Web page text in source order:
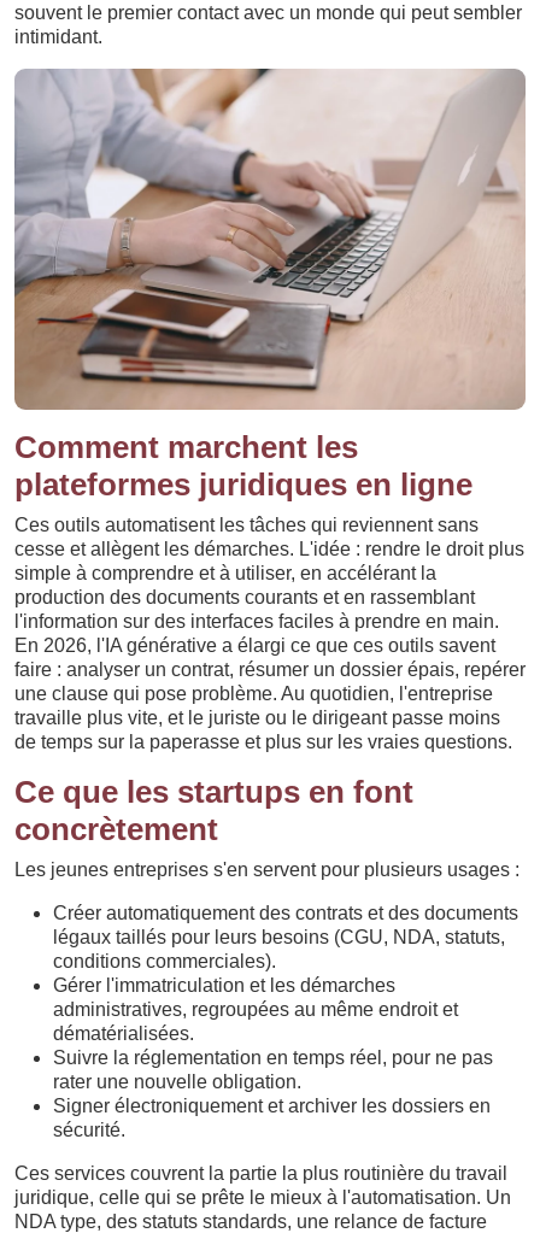
souvent le premier contact avec un monde qui peut sembler
intimidant.
Comment marchent les
plateformes juridiques en ligne
Ces outils automatisent les tâches qui reviennent sans
cesse et allègent les démarches. L'idée : rendre le droit plus
simple à comprendre et à utiliser, en accélérant la
production des documents courants et en rassemblant
l'information sur des interfaces faciles à prendre en main.
En 2026, l'IA générative a élargi ce que ces outils savent
faire : analyser un contrat, résumer un dossier épais, repérer
une clause qui pose problème. Au quotidien, l'entreprise
travaille plus vite, et le juriste ou le dirigeant passe moins
de temps sur la paperasse et plus sur les vraies questions.
Ce que les startups en font
concrètement
Les jeunes entreprises s'en servent pour plusieurs usages :
Créer automatiquement des contrats et des documents
légaux taillés pour leurs besoins (CGU, NDA, statuts,
conditions commerciales).
Gérer l'immatriculation et les démarches
administratives, regroupées au même endroit et
dématérialisées.
Suivre la réglementation en temps réel, pour ne pas
rater une nouvelle obligation.
Signer électroniquement et archiver les dossiers en
sécurité.
Ces services couvrent la partie la plus routinière du travail
juridique, celle qui se prête le mieux à l'automatisation. Un
NDA type, des statuts standards, une relance de facture